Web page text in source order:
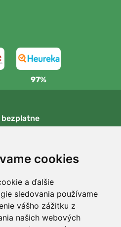
cookies
a ďalšie
sledovania používame
vášho zážitku z
našich webových
97%
bezplatne
nad 75 EUR
a vrátenie tovaru
vrátiť alebo vymeniť do 90
strom! Prečítajte si viac